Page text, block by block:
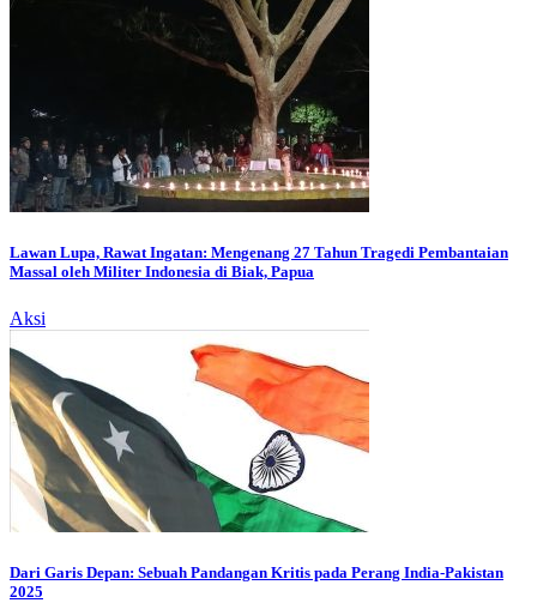
Lawan Lupa, Rawat Ingatan: Mengenang 27 Tahun Tragedi Pembantaian
Massal oleh Militer Indonesia di Biak, Papua
Aksi
Dari Garis Depan: Sebuah Pandangan Kritis pada Perang India-Pakistan
2025